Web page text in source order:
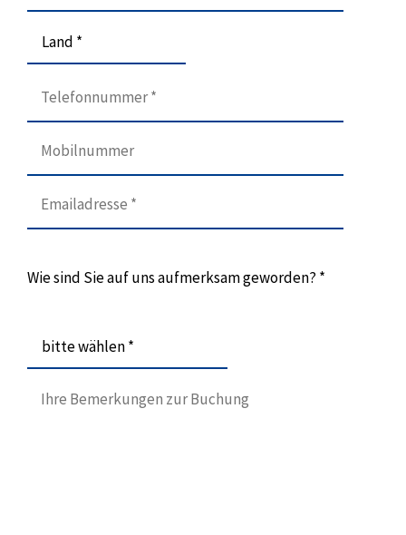
Land *
Wie sind Sie auf uns aufmerksam geworden? *
bitte wählen *